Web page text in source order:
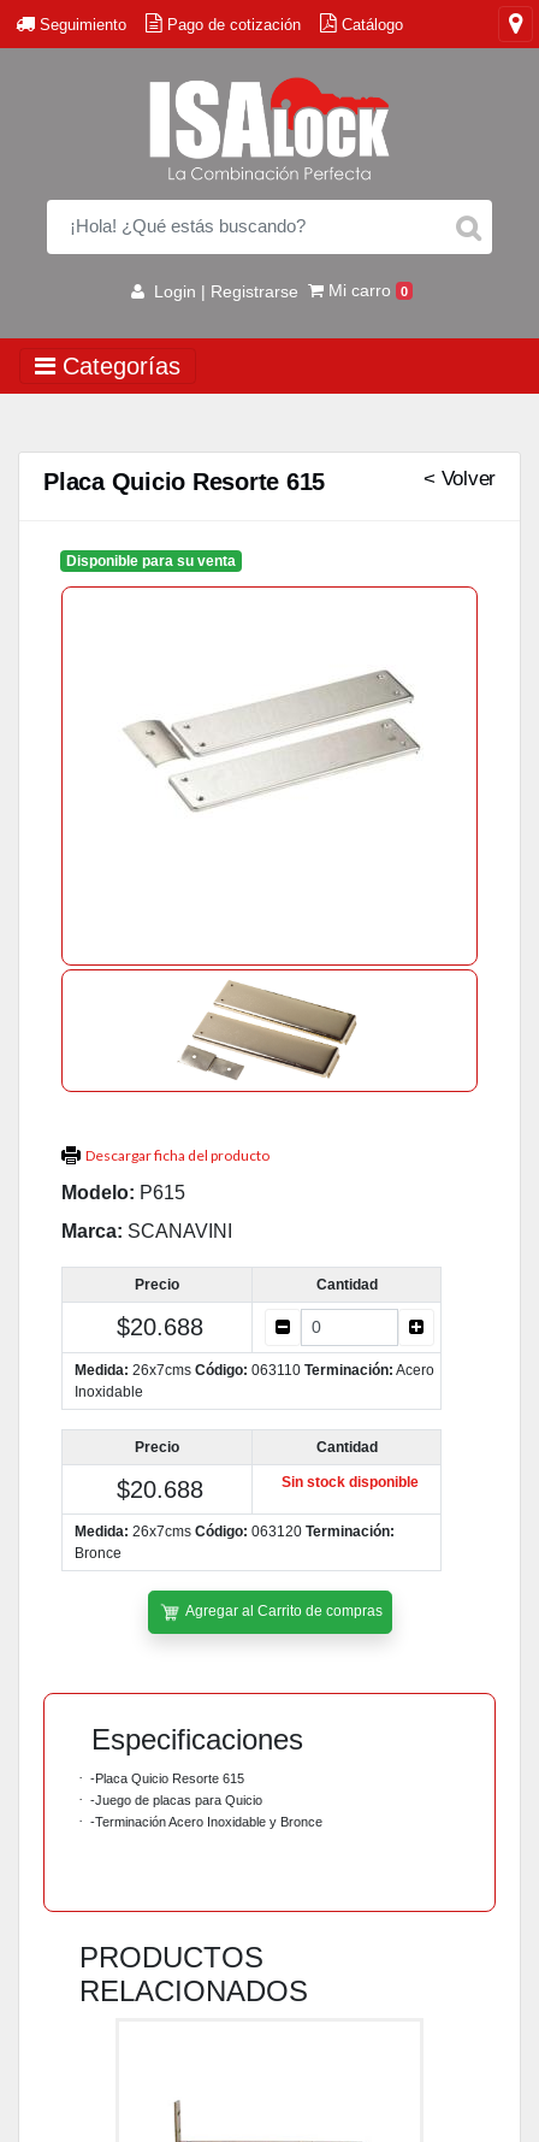
Seguimiento Pago de cotización Catálogo
Login | Registrarse Mi carro 0
Categorías
Placa Quicio Resorte 615 < Volver
Disponible para su venta
Descargar ficha del producto
Modelo: P615
Marca: SCANAVINI
Precio Cantidad
$20.688
Medida: 26x7cms Código: 063110 Terminación: Acero
Inoxidable
Precio Cantidad
$20.688 Sin stock disponible
Medida: 26x7cms Código: 063120 Terminación:
Bronce
Agregar al Carrito de compras
Especificaciones
· -Placa Quicio Resorte 615
· -Juego de placas para Quicio
· -Terminación Acero Inoxidable y Bronce
PRODUCTOS
RELACIONADOS